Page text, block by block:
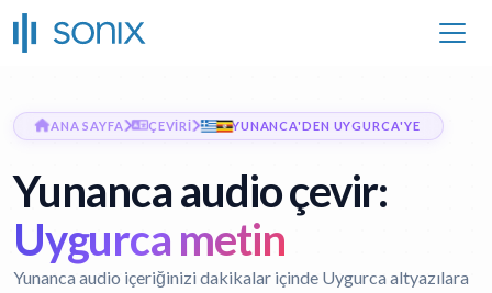
ANA SAYFA ÇEVIRI YUNANCA'DEN UYGURCA'YE
Yunanca audio çevir:
Uygurca metin
Yunanca audio içeriğinizi dakikalar içinde Uygurca altyazılara